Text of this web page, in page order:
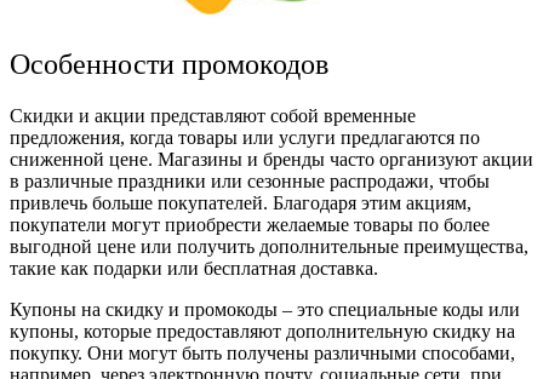
Особенности промокодов
Скидки и акции представляют собой временные
предложения, когда товары или услуги предлагаются по
сниженной цене. Магазины и бренды часто организуют акции
в различные праздники или сезонные распродажи, чтобы
привлечь больше покупателей. Благодаря этим акциям,
покупатели могут приобрести желаемые товары по более
выгодной цене или получить дополнительные преимущества,
такие как подарки или бесплатная доставка.
Купоны на скидку и промокоды – это специальные коды или
купоны, которые предоставляют дополнительную скидку на
покупку. Они могут быть получены различными способами,
например, через электронную почту, социальные сети, при